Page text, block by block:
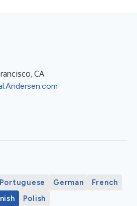
CA
Portuguese German
French
Polish